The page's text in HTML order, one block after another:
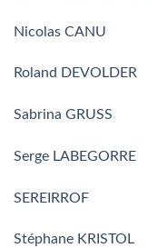
Nicolas CANU
Roland DEVOLDER
Sabrina GRUSS
Serge LABEGORRE
SEREIRROF
Stéphane KRISTOL